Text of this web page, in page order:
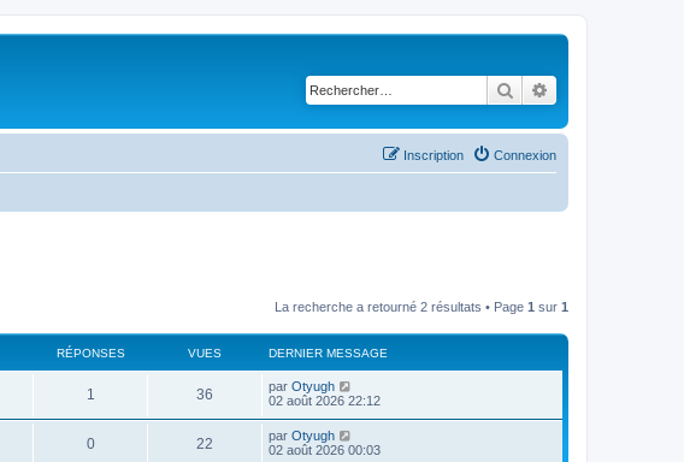
Rechercher
Connexion
Inscription
La recherche a retourné 2 résultats • Page 1 sur 1
RÉPONSES VUES DERNIER MESSAGE
1 36 par Otyugh
02 août 2026 22:12
0 22 par Otyugh
02 août 2026 00:03